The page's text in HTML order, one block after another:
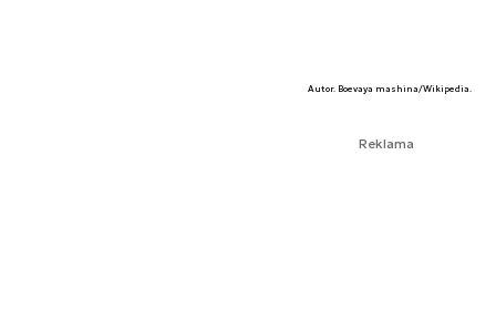
Autor. Boevaya mashina/Wikipedia.
Reklama